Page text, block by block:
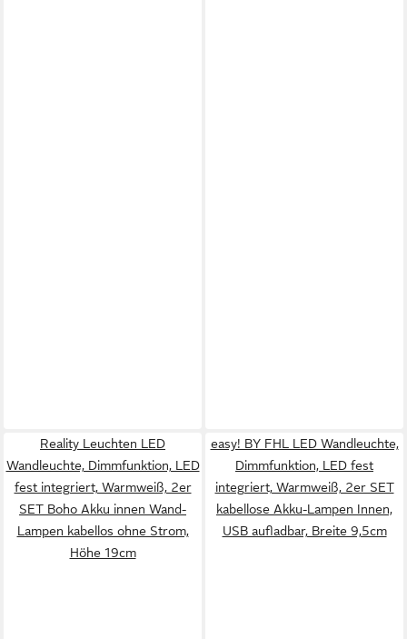
Reality Leuchten LED
Wandleuchte, Dimmfunktion, LED
fest integriert, Warmweiß, 2er
SET Boho Akku innen Wand-
Lampen kabellos ohne Strom,
Höhe 19cm
easy! BY FHL LED Wandleuchte,
Dimmfunktion, LED fest
integriert, Warmweiß, 2er SET
kabellose Akku-Lampen Innen,
USB aufladbar, Breite 9,5cm